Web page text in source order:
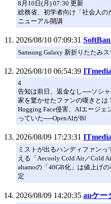
8月10日(月) 07:30 更新
総務省、初学者向け「社会人の
ニューアル開講
2026/08/10 07:09:31
Samsung Galaxy 新折りたたみ
2026/08/10 06:54:39
4
告知は前日、返金なし──ソシ
家を驚かせたファンの嘆きとは
Hugging Face侵害、AIエージェ
っていた──OpenAIがBl
2026/08/09 17:23:31
ミストが出るハンディファン
える「Aecooly Cold Air／Cold
ahamoの「40GB化」は値上げ
定
2026/08/09 14:20:35 auケー